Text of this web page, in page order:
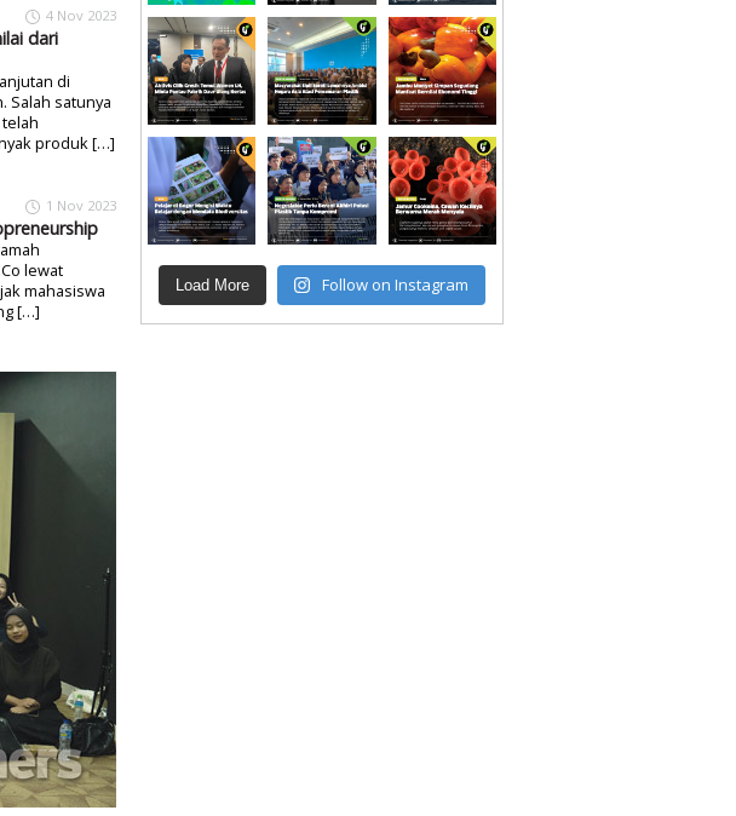
4 Nov 2023
dari
di
Salah satunya
produk […]
1 Nov 2023
lewat
mahasiswa
[…]
Load More Follow on Instagram